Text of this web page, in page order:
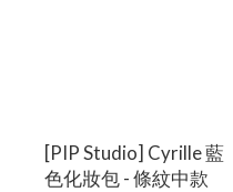
[PIP Studio] Cyrille 藍
色化妝包 - 條紋中款